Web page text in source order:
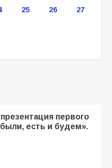
25 26
27
первого
есть и будем».